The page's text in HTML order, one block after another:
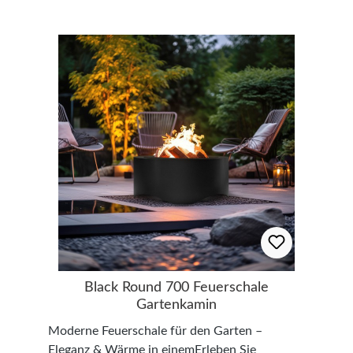
cmMaterial: Cortenstahl & lackierter Stahl
(Gehäuse & Abdeckung: 1,5 mm; Einsatz: 3
mm)Farbe: Schwarz & Rost-Optik (entwickelt
sich mit der Zeit)Gewicht: ca. 53
kgLieferumfang: Kamin-Gehäuse (Cortenstahl)
Feuerstelle (massiver Stahleinsatz) Abdeckung
mit GriffSetzen Sie stilvolle Akzente mit
diesem modernen Gartenkamin aus
Cortenstahl und genießen Sie entspannte
Abende am offenen Feuer. Jetzt bestellen &
die natürliche Patina entdecken!
zu einem echten Blickfang. Der Cortenstahl
entwickelt mit der Zeit eine charakteristische
Rostpatina, die nicht nur optisch beeindruckt,
sondern auch als natürliche Schutzschicht
dient.Der massive, 3 mm starke Stahleinsatz
im Inneren garantiert eine sichere und
langlebige Nutzung. Eine mitgelieferte
Abdeckung mit Griff verhindert die
Ausbreitung von Rauch und Asche nach dem
Gebrauch. Dank der integrierten
Wasserablauflöcher bleibt der Kamin
wetterbeständig und pflegeleicht.Vorteile auf
einen Blick: Exklusives Corten-Design – Edler
Rost-Look mit natürlicher Schutzschicht
Hochwertige Materialien – Robuster
Black Round 700 Feuerschale
Gartenkamin
Moderne Feuerschale für den Garten –
Eleganz & Wärme in einemErleben Sie